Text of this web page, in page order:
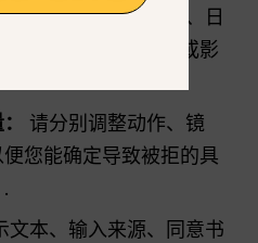
明确指定成人受试者、日
，以及正当的编辑或影
请分别调整动作、镜
您能确定导致被拒的具
文本、输入来源、同意书